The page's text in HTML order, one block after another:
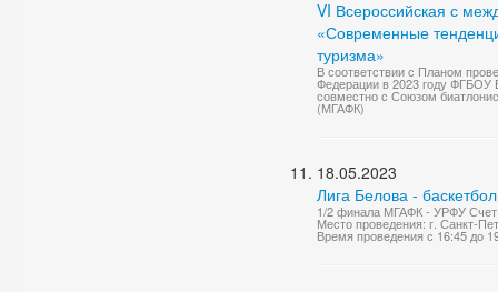
VI Всероссийская с
«Современные
туризма»
В соответствии с Планом
Федерации в 2023 году ФГБОУ
совместно с Союзом
(МГАФК)
18.05.2023
Лига Белова -
1/2 финала МГАФК - УРФУ
Место проведения: г. Санкт-
Время проведения с 16:45 до